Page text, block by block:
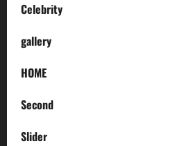
Celebrity
gallery
HOME
Second
Slider